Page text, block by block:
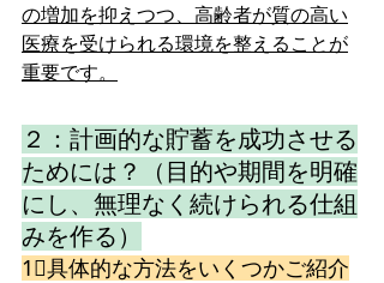
の増加を抑えつつ、高齢者が質の高い
医療を受けられる環境を整えることが
重要です。
２：計画的な貯蓄を成功させる
ためには？（目的や期間を明確
にし、無理なく続けられる仕組
みを作る）
1⃣具体的な方法をいくつかご紹介